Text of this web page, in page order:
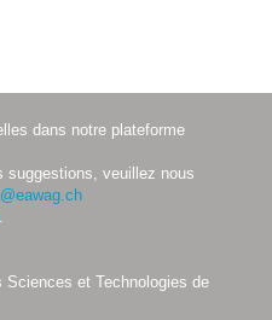
dans notre plateforme
suggestions, veuillez nous
et Technologies de